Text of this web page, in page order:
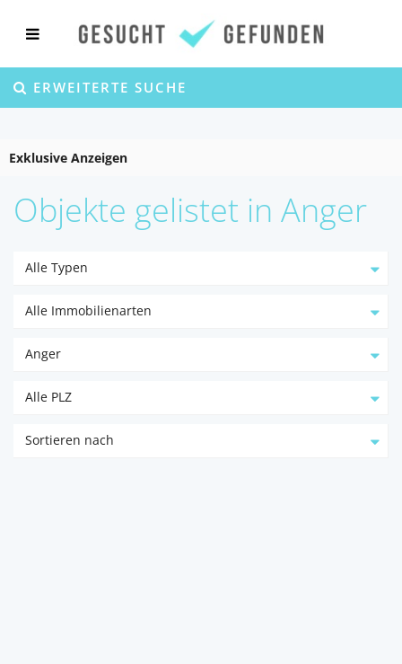
ERWEITERTE SUCHE
Exklusive Anzeigen
Objekte gelistet in Anger
Alle Typen
Alle Immobilienarten
Anger
Alle PLZ
Sortieren nach